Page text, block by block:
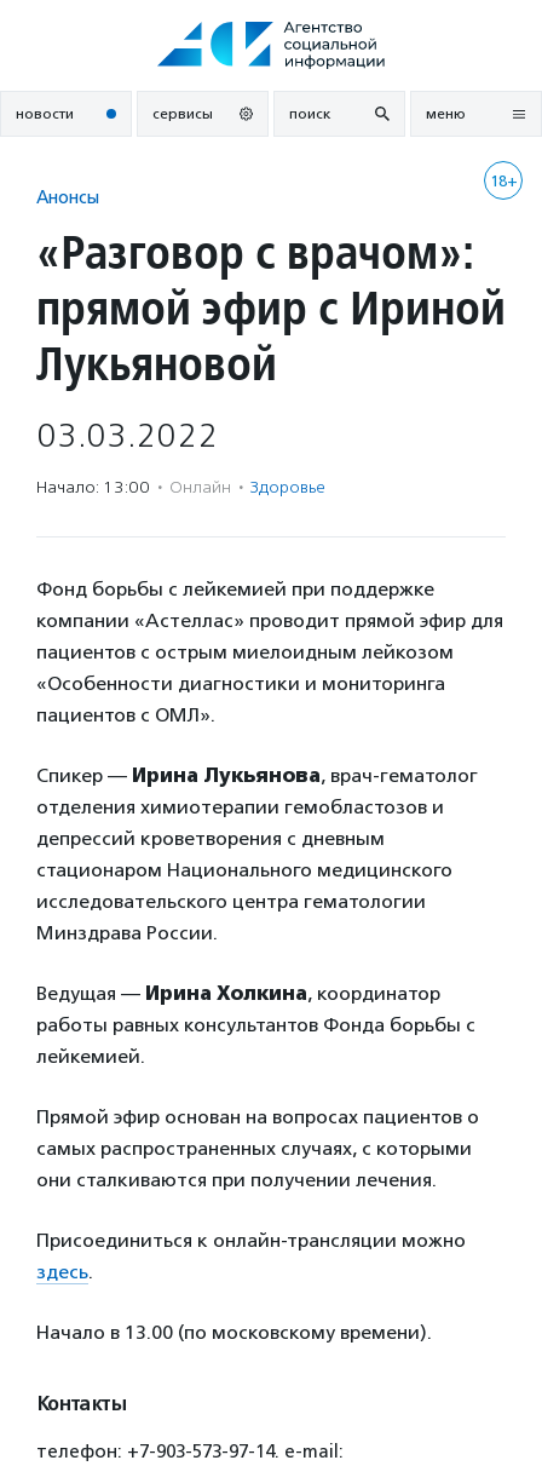
новости сервисы поиск меню
18+
Анонсы
«Разговор с врачом»:
прямой эфир с Ириной
Лукьяновой
03.03.2022
Начало: 13:00 · Онлайн · Здоровье
Фонд борьбы с лейкемией при поддержке
компании «Астеллас» проводит прямой эфир для
пациентов с острым миелоидным лейкозом
«Особенности диагностики и мониторинга
пациентов с ОМЛ».
Спикер — Ирина Лукьянова, врач-гематолог
отделения химиотерапии гемобластозов и
депрессий кроветворения с дневным
стационаром Национального медицинского
исследовательского центра гематологии
Минздрава России.
Ведущая — Ирина Холкина, координатор
работы равных консультантов Фонда борьбы с
лейкемией.
Прямой эфир основан на вопросах пациентов о
самых распространенных случаях, с которыми
они сталкиваются при получении лечения.
Присоединиться к онлайн-трансляции можно
здесь.
Начало в 13.00 (по московскому времени).
Контакты
телефон: +7-903-573-97-14. e-mail: